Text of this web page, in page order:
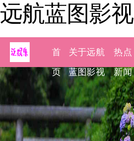
远航蓝图影视
首
页
关于远航
蓝图影视
热点
新闻